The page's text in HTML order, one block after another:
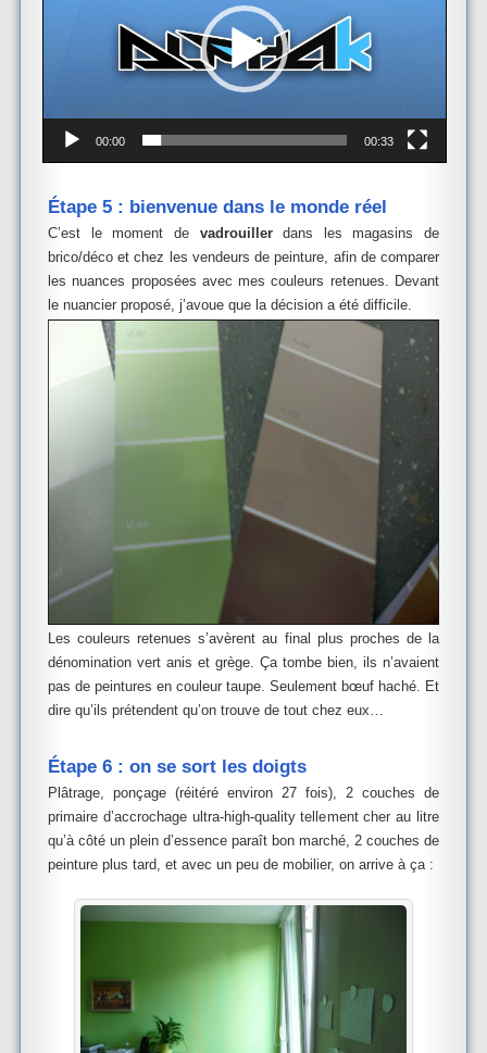
00:00 00:33
Étape 5 : bienvenue dans le monde réel
C’est le moment de vadrouillerdans les magasins de
brico/déco et chez les vendeurs de peinture, afin de comparer
les nuances proposées avec mes couleurs retenues. Devant
le nuancier proposé, j’avoue que la décision a été difficile.
Les couleurs retenues s’avèrent au final plus proches de la
dénomination vert anis et grège. Ça tombe bien, ils n’avaient
pas de peintures en couleur taupe. Seulement bœuf haché. Et
dire qu’ils prétendent qu’on trouve de tout chez eux…
Étape 6 : on se sort les doigts
Plâtrage, ponçage (réitéré environ 27 fois), 2 couches de
primaire d’accrochage ultra-high-quality tellement cher au litre
qu’à côté un plein d’essence paraît bon marché, 2 couches de
peinture plus tard, et avec un peu de mobilier, on arrive à ça :